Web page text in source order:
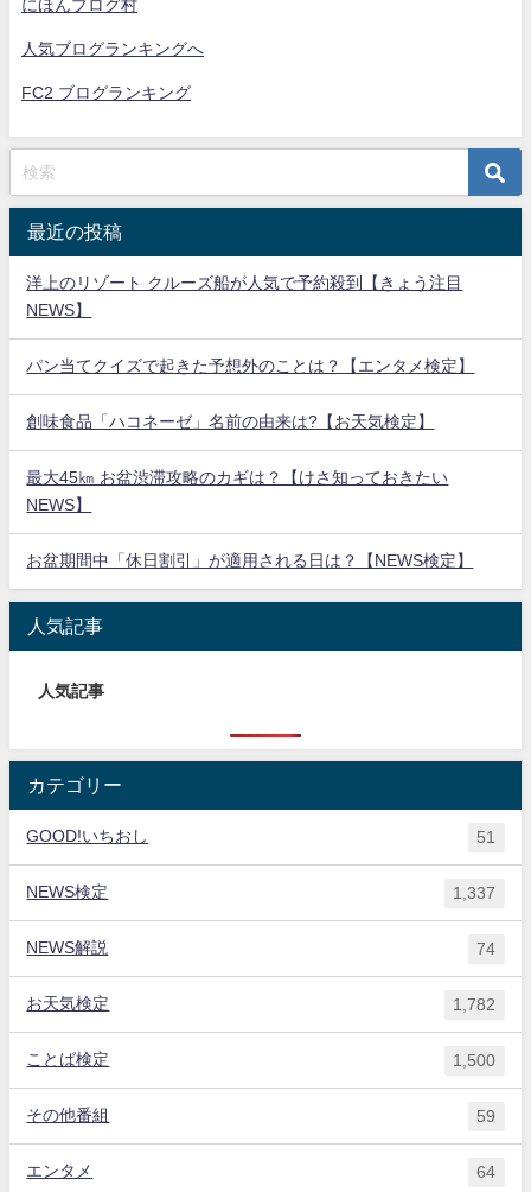
にほんブログ村
人気ブログランキングへ
FC2 ブログランキング
最近の投稿
洋上のリゾート クルーズ船が人気で予約殺到【きょう注目
NEWS】
パン当てクイズで起きた予想外のことは？【エンタメ検定】
創味食品「ハコネーゼ」名前の由来は?【お天気検定】
最大45㎞ お盆渋滞攻略のカギは？【けさ知っておきたい
NEWS】
お盆期間中「休日割引」が適用される日は？【NEWS検定】
人気記事
人気記事
カテゴリー
GOOD!いちおし 51
NEWS検定 1,337
NEWS解説 74
お天気検定 1,782
ことば検定 1,500
その他番組 59
エンタメ 64